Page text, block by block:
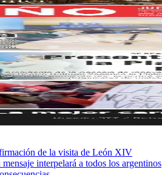
de la visita de León XIV
interpelará a todos los argentinos